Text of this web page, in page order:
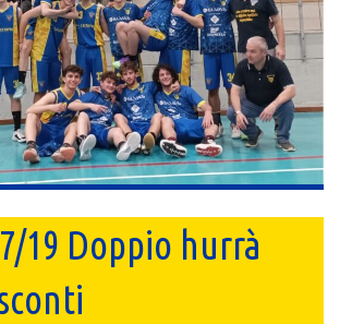
19 Doppio hurrà